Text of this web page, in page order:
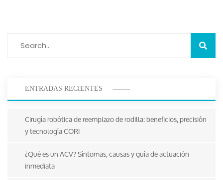
ENTRADAS RECIENTES
Cirugía robótica de reemplazo de rodilla: beneficios, precisión
y tecnología CORI
¿Qué es un ACV? Síntomas, causas y guía de actuación
inmediata